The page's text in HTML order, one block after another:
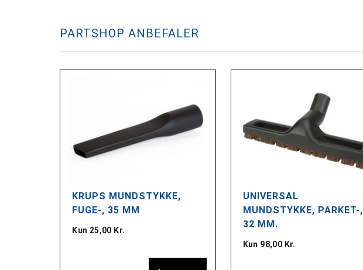
PARTSHOP ANBEFALER
KRUPS MUNDSTYKKE,
FUGE-, 35 MM
Kun 25,00 Kr.
UNIVERSAL
MUNDSTYKKE, PARKET-,
32 MM.
Kun 98,00 Kr.